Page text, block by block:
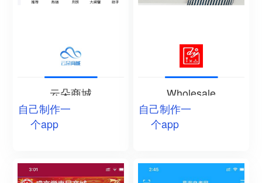
云朵商城
自己制作一
个app
Wholesale
自己制作一
个app